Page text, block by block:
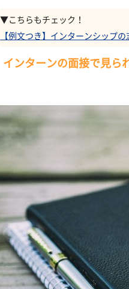
▼こちらもチェック！
【例文つき】インターンシップ
インターンの面接で見ら